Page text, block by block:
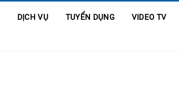
DỊCH VỤ TUYỂN DỤNG VIDEO TV